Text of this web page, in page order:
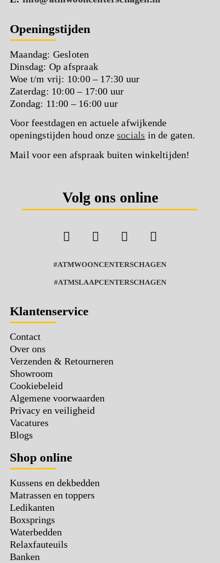
Openingstijden
Maandag: Gesloten
Dinsdag: Op afspraak
Woe t/m vrij: 10:00 – 17:30 uur
Zaterdag: 10:00 – 17:00 uur
Zondag: 11:00 – 16:00 uur
Voor feestdagen en actuele afwijkende
openingstijden houd onze socials in de gaten.
Mail voor een afspraak buiten winkeltijden!
Volg ons online
#ATMWOONCENTERSCHAGEN
#ATMSLAAPCENTERSCHAGEN
Klantenservice
Contact
Over ons
Verzenden & Retourneren
Showroom
Cookiebeleid
Algemene voorwaarden
Privacy en veiligheid
Vacatures
Blogs
Shop online
Kussens en dekbedden
Matrassen en toppers
Ledikanten
Boxsprings
Waterbedden
Relaxfauteuils
Banken